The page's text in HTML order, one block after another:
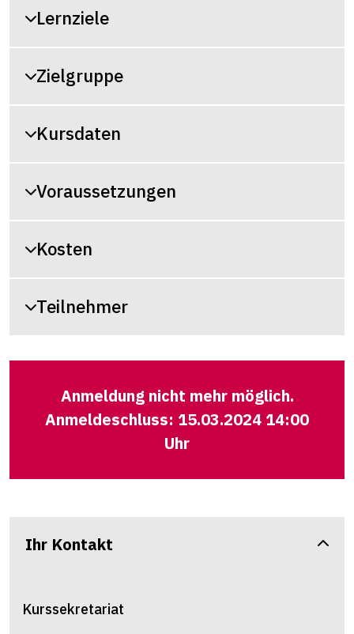
Lernziele
Zielgruppe
Kursdaten
Voraussetzungen
Kosten
Teilnehmer
Anmeldung nicht mehr möglich.
Anmeldeschluss: 15.03.2024 14:00
Uhr
Ihr Kontakt
Kurssekretariat